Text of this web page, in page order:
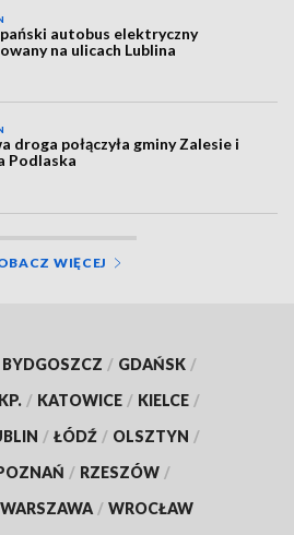
autobus elektryczny
na ulicach Lublina
droga połączyła gminy Zalesie i
Podlaska
WIĘCEJ
BYDGOSZCZ / GDAŃSK /
/ KATOWICE / KIELCE /
/ ŁÓDŹ / OLSZTYN /
/ RZESZÓW /
WARSZAWA / WROCŁAW